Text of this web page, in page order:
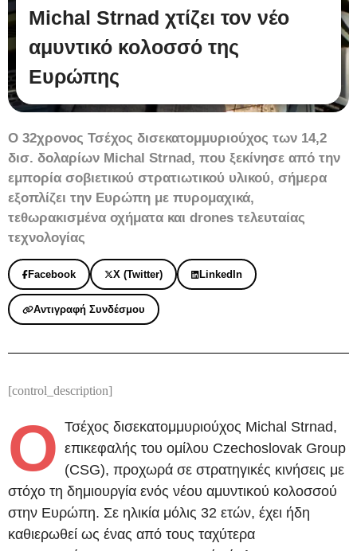
Michal Strnad χτίζει τον νέο
αμυντικό κολοσσό της
Ευρώπης
Ο 32χρονος Τσέχος δισεκατομμυριούχος των 14,2
δισ. δολαρίων Michal Strnad, που ξεκίνησε από την
εμπορία σοβιετικού στρατιωτικού υλικού, σήμερα
εξοπλίζει την Ευρώπη με πυρομαχικά,
τεθωρακισμένα οχήματα και drones τελευταίας
τεχνολογίας
Facebook X (Twitter) LinkedIn
Αντιγραφή Συνδέσμου
[control_description]
Ο Τσέχος δισεκατομμυριούχος Michal Strnad,
επικεφαλής του ομίλου Czechoslovak Group
(CSG), προχωρά σε στρατηγικές κινήσεις με
στόχο τη δημιουργία ενός νέου αμυντικού κολοσσού
στην Ευρώπη. Σε ηλικία μόλις 32 ετών, έχει ήδη
καθιερωθεί ως ένας από τους ταχύτερα